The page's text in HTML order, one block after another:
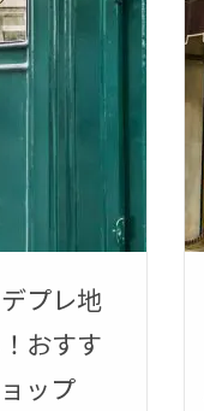
プレ地
おすす
ップ